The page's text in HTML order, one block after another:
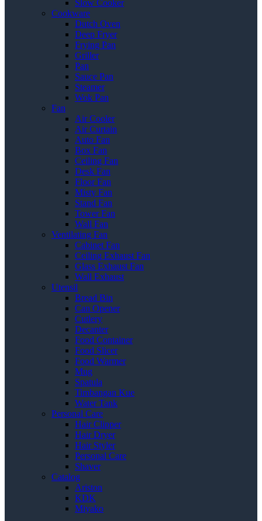
Slow Cooker
Cookware
Dutch Oven
Deep Fryer
Frying Pan
Griller
Pan
Sauce Pan
Steamer
Wok Pan
Fan
Air Cooler
Air Curtain
Auto Fan
Box Fan
Ceiling Fan
Desk Fan
Floor Fan
Misty Fan
Stand Fan
Tower Fan
Wall Fan
Ventilating Fan
Cabinet Fan
Ceiling Exhaust Fan
Glass Exhaust Fan
Wall Exhaust
Utensil
Bread Bin
Can Opener
Cutlery
Decanter
Food Container
Food Slicer
Food Warmer
Mug
Spatula
Timbangan Kue
Water Tank
Personal Care
Hair Clipper
Hair Dryer
Hair Styler
Personal Care
Shaver
Catalog
Ariston
KDK
Miyako